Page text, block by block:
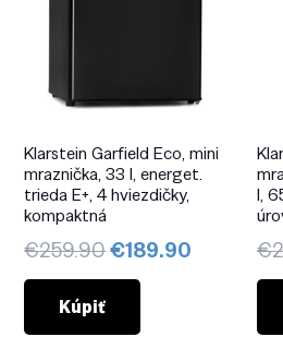
Klarstein Garfield Eco, mini
mraznička, 33 l, energet.
trieda E+, 4 hviezdičky,
kompaktná
€259.90Pôvodná
cena
€259.90.
€189.90 Aktuálna
€189.90.
Kúpiť
l,
€